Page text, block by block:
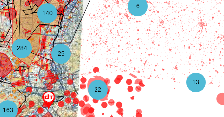
163
13
6
25
22
140
284